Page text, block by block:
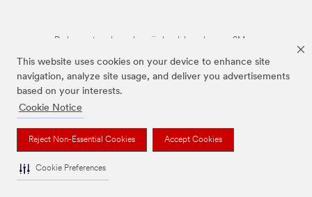
This website uses cookies on your device to enhance site
navigation, analyze site usage, and deliver you advertisements
based on your interests.
Cookie Notice
Reject Non-Essential Cookies Accept Cookies
Cookie Preferences
De bovenstaande merken zijn handelsmerken van 3M.we